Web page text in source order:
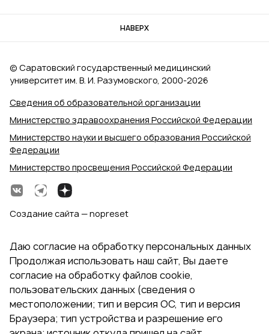
НАВЕРХ
Сведения об образовательной организации
Министерство здравоохранения Российской Федерации
Министерство науки и высшего образования Российской
Федерации
Министерство просвещения Российской Федерации
© Саратовский государственный медицинский
университет им. В. И. Разумовского, 2000‑2026
Создание сайта — nopreset
Даю согласие на обработку персональных данных
Продолжая использовать наш сайт, Вы даете
согласие на обработку файлов cookie,
пользовательских данных (сведения о
местоположении; тип и версия ОС, тип и версия
Браузера; тип устройства и разрешение его